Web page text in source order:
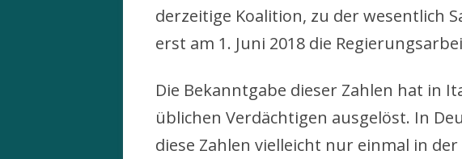
derzeitige Koalition, zu der wesentlich
erst am 1. Juni 2018 die
Die Bekanntgabe dieser Zahlen hat in
üblichen Verdächtigen ausgelöst. In
diese Zahlen vielleicht nur einmal in